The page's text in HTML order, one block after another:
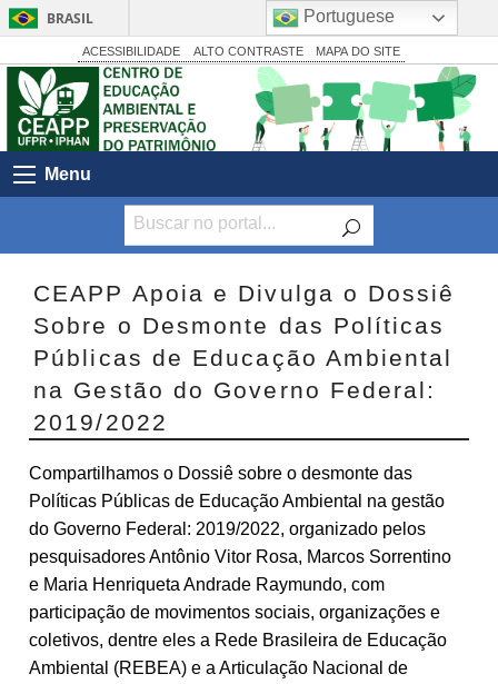
BRASIL
Simplifique!
Comunica BR
Participe
Legislação
Canais
ACESSIBILIDADE ALTO CONTRASTE MAPA DO SITE
Menu
CEAPP Apoia e Divulga o Dossiê
Sobre o Desmonte das Políticas
Públicas de Educação Ambiental
na Gestão do Governo Federal:
2019/2022
Compartilhamos o Dossiê sobre o desmonte das
Políticas Públicas de Educação Ambiental na gestão
do Governo Federal: 2019/2022, organizado pelos
pesquisadores Antônio Vitor Rosa, Marcos Sorrentino
e Maria Henriqueta Andrade Raymundo, com
participação de movimentos sociais, organizações e
coletivos, dentre eles a Rede Brasileira de Educação
Ambiental (REBEA) e a Articulação Nacional de
Portuguese